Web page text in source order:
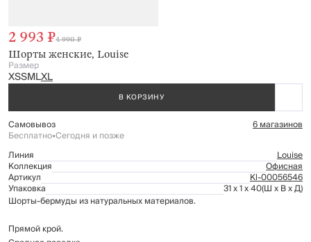
Шорты женские, Louise
2 993 ₽4 990 ₽
Размер
XSSMLXL
В КОРЗИНУ
Самовывоз 6 магазинов
Бесплатно•Сегодня и позже
Линия
Louise
Коллекция Офисная
Артикул Kl-00056546
Упаковка 31 x 1 x 40(Ш x В x Д)
Шорты-бермуды из натуральных материалов.
Прямой крой.